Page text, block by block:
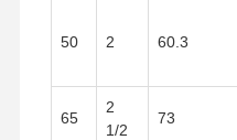
50 2 60.3
65
2
1/2
73